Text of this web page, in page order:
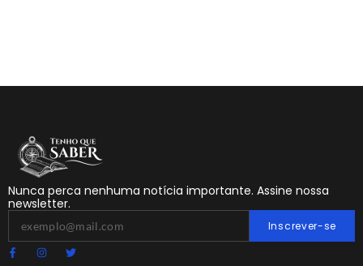
Nunca perca nenhuma notícia importante. Assine nossa
newsletter.
Inscrever-se